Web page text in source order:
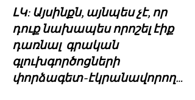
ԼԿ: Այսինքն, այնպես չէ, որ
դուք նախապես որոշել էիք
դառնալ գրական
գլուխգործոցների
փորձագետ-էկրանավորող…